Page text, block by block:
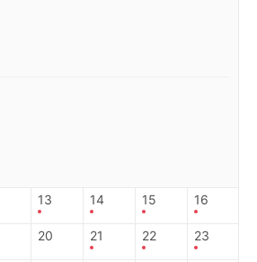
13 14 15 16
20 21 22 23